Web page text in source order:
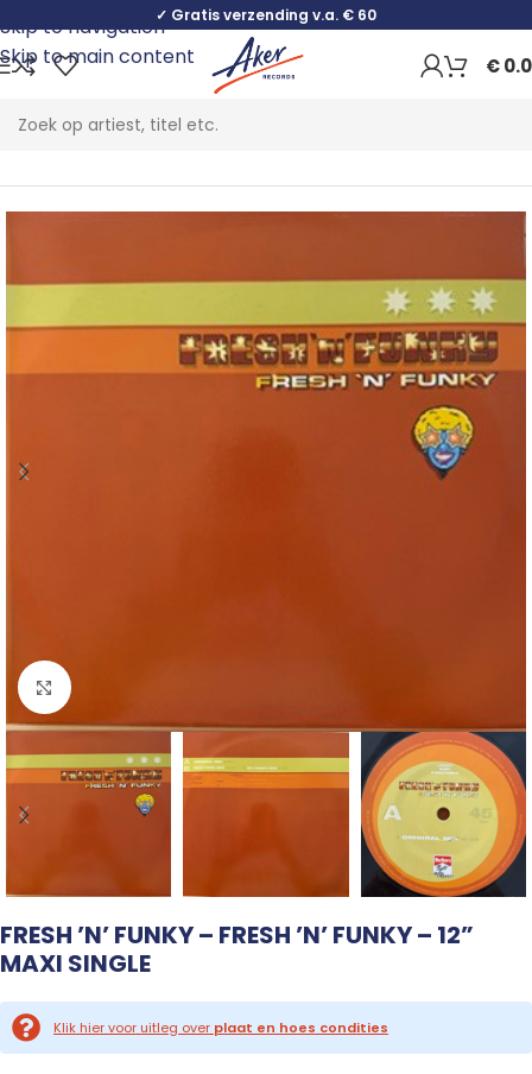
Skip to navigation
Skip to main content
✓ Gratis verzending v.a. € 60
€
Home Electronic
Click to enlarge
FRESH ’N’ FUNKY – FRESH ’N’ FUNKY – 12”
MAXI SINGLE
Klik hier voor uitleg over plaat en hoes condities